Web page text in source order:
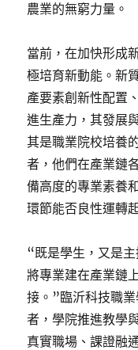
農業的無窮力量。
當前，在加快形成
極培育新動能。新
產要素創新性配置
進生產力，其發展
其是職業院校培養
者，他們在產業鏈
備高度的專業素養
環節能否良性運轉
“既是學生，又是
將專業建在產業鏈
接。”臨沂科技職
者，學院推進教學
真實職場、課證融